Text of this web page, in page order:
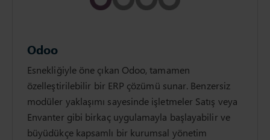
Odoo
Esnekliğiyle öne çıkan Odoo, tamamen
özelleştirilebilir bir ERP çözümü sunar. Benzersiz
modüler yaklaşımı sayesinde işletmeler Satış veya
Envanter gibi birkaç uygulamayla başlayabilir ve
büyüdükçe kapsamlı bir kurumsal yönetim